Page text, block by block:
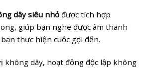
dây siêu nhỏ được tích hợp
giúp bạn nghe được âm thanh
thực hiện cuộc gọi đến.
không dây, hoạt động độc lập không